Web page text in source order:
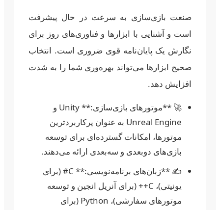
صنعت بازی‌سازی به سرعت در حال پیشرفت
است و آشنایی با ابزارها و فناوری‌های روز برای
نگارش یک پایان‌نامه قوی ضروری است. انتخاب
صحیح ابزارها می‌تواند بهره‌وری شما را به شدت
افزایش دهد.
🚀 **موتورهای بازی‌سازی:** Unity و
Unreal Engine به عنوان پرکاربردترین
موتورها، امکانات گسترده‌ای برای توسعه
بازی‌های دوبعدی و سه‌بعدی ارائه می‌دهند.
✍️ **زبان‌های برنامه‌نویسی:** C# (برای
یونیتی)، C++ (برای آنریل انجین و توسعه
موتورهای سفارشی)، Python (برای